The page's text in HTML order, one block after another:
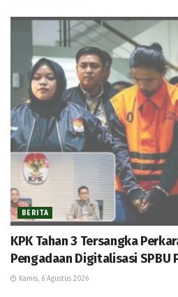
BERITA
KPK Tahan 3 Tersangka
Pengadaan Digitalisasi SPBU
Kamis, 6 Agustus 2026